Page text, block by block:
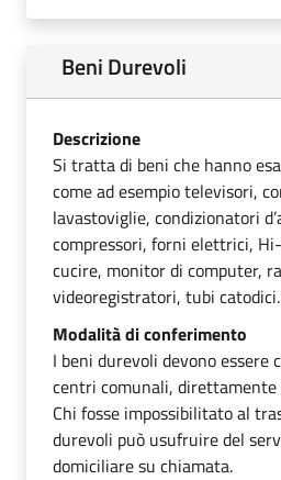
Beni Durevoli
Descrizione
Si tratta di beni che hanno
come ad esempio televisori,
lavastoviglie, condizionatori
compressori, forni elettrici,
cucire, monitor di computer,
videoregistratori, tubi catodici.
Modalità di conferimento
I beni durevoli devono essere
centri comunali,
Chi fosse impossibilitato al
durevoli può usufruire del
domiciliare su chiamata.